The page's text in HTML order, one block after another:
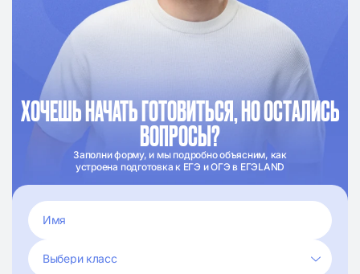
ХОЧЕШЬ НАЧАТЬ ГОТОВИТЬСЯ, НО ОСТАЛИСЬ
ВОПРОСЫ?
Заполни форму, и мы подробно объясним, как
устроена подготовка к ЕГЭ и ОГЭ в ЕГЭLAND